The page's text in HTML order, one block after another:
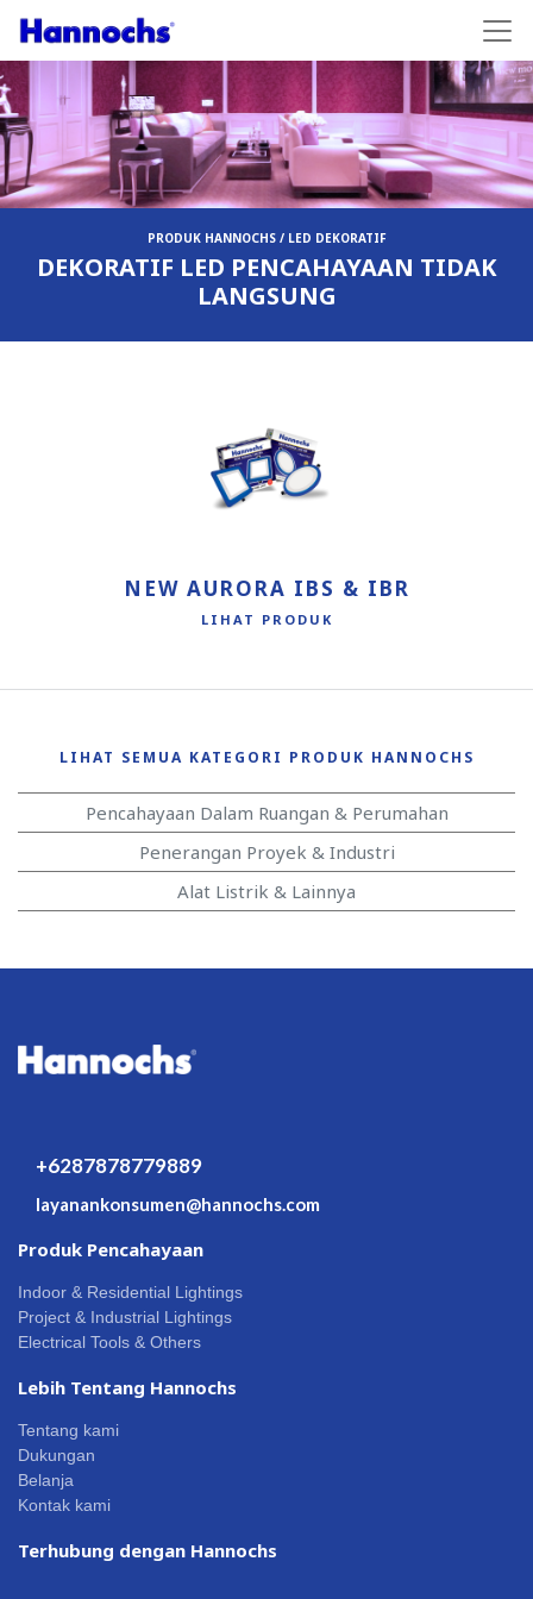
PRODUK HANNOCHS / LED DEKORATIF
DEKORATIF LED PENCAHAYAAN TIDAK
LANGSUNG
NEW AURORA IBS & IBR
LIHAT PRODUK
LIHAT SEMUA KATEGORI PRODUK HANNOCHS
Pencahayaan Dalam Ruangan & Perumahan
Penerangan Proyek & Industri
Alat Listrik & Lainnya
+6287878779889
layanankonsumen@hannochs.com
Produk Pencahayaan
Indoor & Residential Lightings
Project & Industrial Lightings
Electrical Tools & Others
Lebih Tentang Hannochs
Tentang kami
Dukungan
Belanja
Kontak kami
Terhubung dengan Hannochs